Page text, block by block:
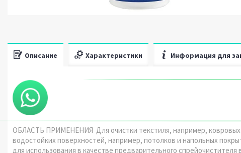
Описание Характеристики Информация для
ОБЛАСТЬ ПРИМЕНЕНИЯ Для очистки текстиля, например, ковровых
водостойких поверхностей, например, потолков и напольных
для использования в качестве предварительного спрейочистителя